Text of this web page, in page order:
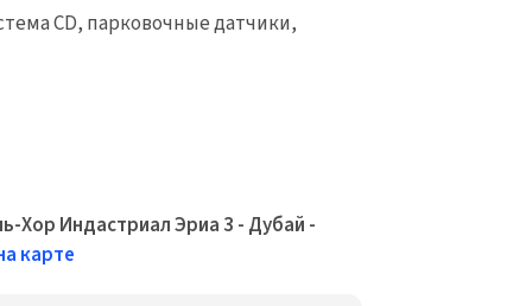
CD, парковочные датчики,
Хор Индастриал Эриа 3 - Дубай -
карте